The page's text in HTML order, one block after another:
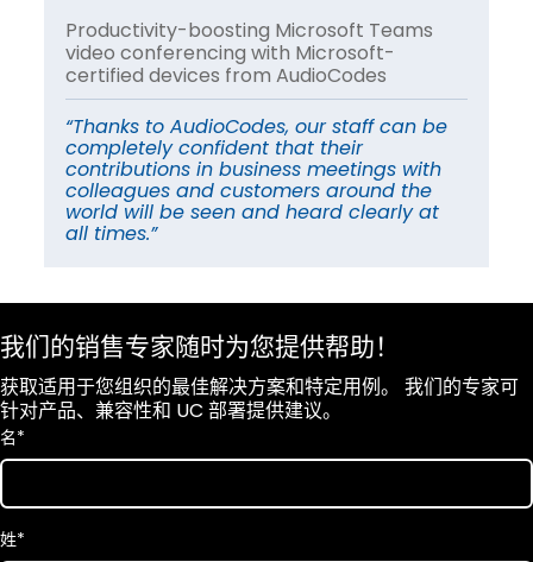
Productivity-boosting Microsoft Teams
video conferencing with Microsoft-
certified devices from AudioCodes
“Thanks to AudioCodes, our staff can be
completely confident that their
contributions in business meetings with
colleagues and customers around the
world will be seen and heard clearly at
all times.”
我们的销售专家随时为您提供帮助！
获取适用于您组织的最佳解决方案和特定用例。 我们的专家可
针对产品、兼容性和 UC 部署提供建议。
名*
姓*